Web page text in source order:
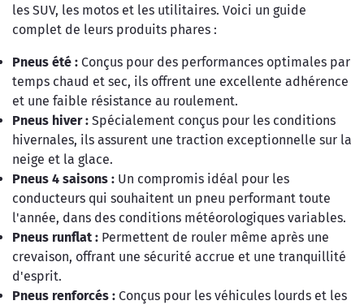
les SUV, les motos et les utilitaires. Voici un guide
complet de leurs produits phares :
Pneus été : Conçus pour des performances optimales par
temps chaud et sec, ils offrent une excellente adhérence
et une faible résistance au roulement.
Pneus hiver : Spécialement conçus pour les conditions
hivernales, ils assurent une traction exceptionnelle sur la
neige et la glace.
Pneus 4 saisons : Un compromis idéal pour les
conducteurs qui souhaitent un pneu performant toute
l'année, dans des conditions météorologiques variables.
Pneus runflat : Permettent de rouler même après une
crevaison, offrant une sécurité accrue et une tranquillité
d'esprit.
Pneus renforcés : Conçus pour les véhicules lourds et les